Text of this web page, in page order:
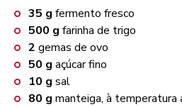
35 g fermento fresco
500 g farinha de trigo
2 gemas de ovo
50 g açúcar fino
10 g sal
80 g manteiga, à temperatura